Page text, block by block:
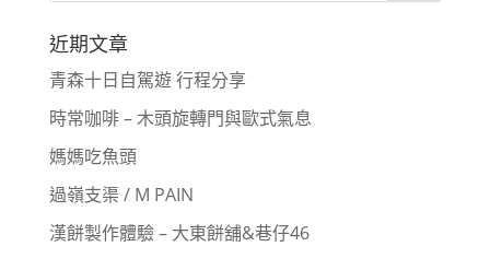
近期文章
青森十日自駕遊 行程分享
時常咖啡 – 木頭旋轉門與歐式氣息
媽媽吃魚頭
過嶺支渠 / M PAIN
漢餅製作體驗 – 大東餅舖&巷仔46